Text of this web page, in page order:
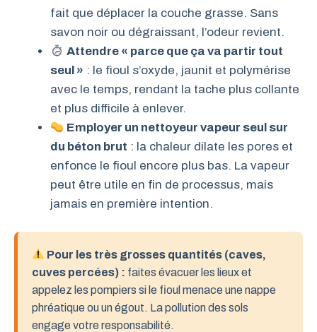
fait que déplacer la couche grasse. Sans
savon noir ou dégraissant, l’odeur revient.
Attendre « parce que ça va partir tout
seul » : le fioul s’oxyde, jaunit et polymérise
avec le temps, rendant la tache plus collante
et plus difficile à enlever.
Employer un nettoyeur vapeur seul sur
du béton brut : la chaleur dilate les pores et
enfonce le fioul encore plus bas. La vapeur
peut être utile en fin de processus, mais
jamais en première intention.
Pour les très grosses quantités (caves,
cuves percées) : faites évacuer les lieux et
appelez les pompiers si le fioul menace une nappe
phréatique ou un égout. La pollution des sols
engage votre responsabilité.